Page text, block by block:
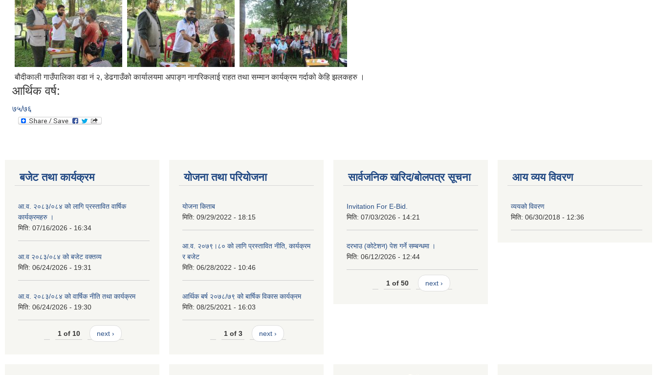
बौदीकाली गाउँपालिका वडा नं २, डेढगाउँको कार्यालयमा अपाङ्ग नागरिकलाई राहत तथा सम्मान कार्यक्रम गर्दाको केहि झलकहरु ।
आर्थिक वर्ष:
७५/७६
बजेट तथा कार्यक्रम
आ.व. २०८३/०८४ को लागि प्रस्तावित वार्षिक
कार्यक्रमहरु ।
मिति: 07/16/2026 - 16:34
आ.व २०८३/०८४ को बजेट वक्तव्य
मिति: 06/24/2026 - 19:31
आ.व. २०८३/०८४ को वार्षिक नीति तथा कार्यक्रम
मिति: 06/24/2026 - 19:30
1 of 10 next ›
योजना तथा परियोजना
योजना किताब
मिति: 09/29/2022 - 18:15
आ.व. २०७९।८० को लागि प्रस्तावित नीति, कार्यक्रम
र बजेट
मिति: 06/28/2022 - 10:46
आर्थिक बर्ष २०७८/७९ को बार्षिक विकास कार्यक्रम
मिति: 08/25/2021 - 16:03
1 of 3 next ›
सार्वजनिक खरिद/बोलपत्र सूचना
Invitation For E-Bid.
मिति: 07/03/2026 - 14:21
दरभाउ (कोटेशन) पेश गर्ने सम्बन्धमा ।
मिति: 06/12/2026 - 12:44
1 of 50 next ›
आय व्यय विवरण
व्ययको विवरण
मिति: 06/30/2018 - 12:36